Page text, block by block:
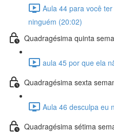
Aula 44 para você
ninguém (20:02)
Quadragésima quinta
aula 45 por que ela
Quadragésima sexta
Aula 46 desculpa eu
Quadragésima sétima